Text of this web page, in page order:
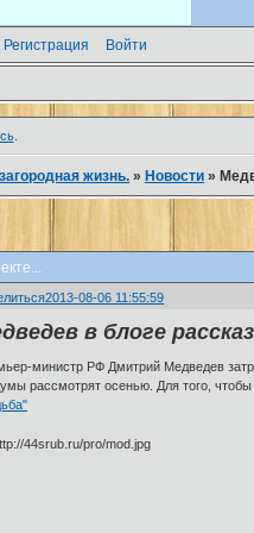
Регистрация Войти
.
жизнь. »Новости »
2013-08-06 11:55:59
в блоге
министр РФ Дмитрий Медведев
рассмотрят осенью. Для того,